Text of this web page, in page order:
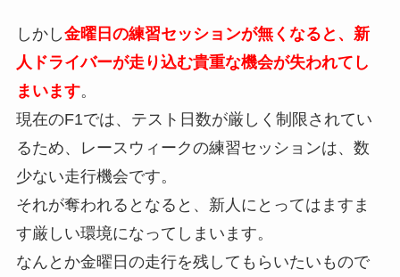
しかし金曜日の練習セッションが無くなると、新
人ドライバーが走り込む貴重な機会が失われてし
まいます。
現在のF1では、テスト日数が厳しく制限されてい
るため、レースウィークの練習セッションは、数
少ない走行機会です。
それが奪われるとなると、新人にとってはますま
す厳しい環境になってしまいます。
なんとか金曜日の走行を残してもらいたいもので